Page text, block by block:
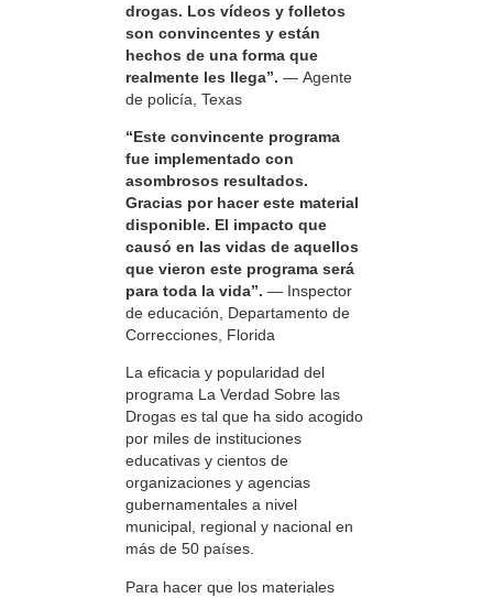
drogas. Los vídeos y folletos
son convincentes y están
hechos de una forma que
realmente les llega”. — Agente
de policía, Texas
“Este convincente programa
fue implementado con
asombrosos resultados.
Gracias por hacer este material
disponible. El impacto que
causó en las vidas de aquellos
que vieron este programa será
para toda la vida”. — Inspector
de educación, Departamento de
Correcciones, Florida
La eficacia y popularidad del
programa La Verdad Sobre las
Drogas es tal que ha sido acogido
por miles de instituciones
educativas y cientos de
organizaciones y agencias
gubernamentales a nivel
municipal, regional y nacional en
más de 50 países.
Para hacer que los materiales